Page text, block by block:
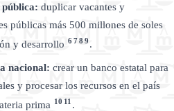
pública: duplicar vacantes y
públicas más 500 millones de soles
y desarrollo 6789 .
nacional: crear un banco estatal para
y procesar los recursos en el país
prima 10 11 .